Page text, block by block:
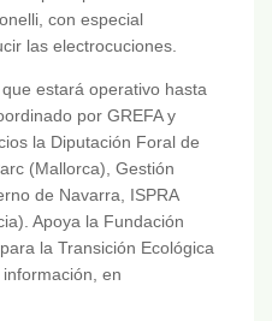
con especial
las electrocuciones.
estará operativo hasta
por GREFA y
la Diputación Foral de
(Mallorca), Gestión
de Navarra, ISPRA
Apoya la Fundación
la Transición Ecológica
en